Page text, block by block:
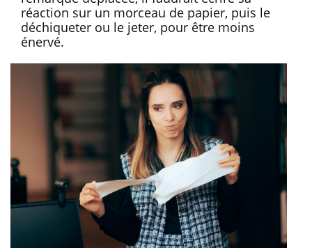
réaction sur un morceau de papier, puis le
déchiqueter ou le jeter, pour être moins
énervé.